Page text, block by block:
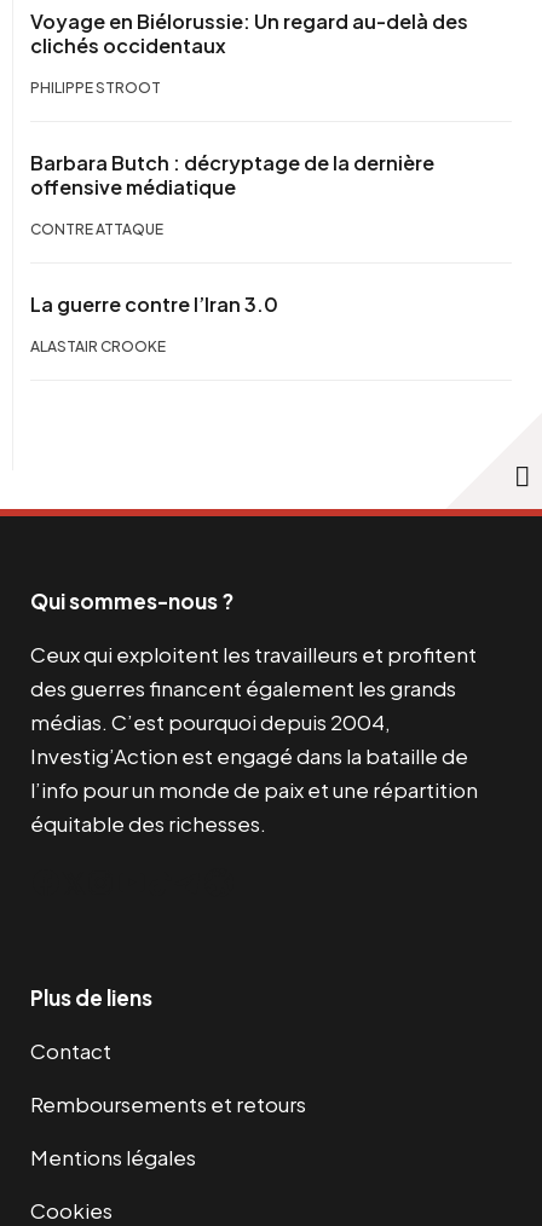
Voyage en Biélorussie: Un regard au-delà des
clichés occidentaux
PHILIPPE STROOT
Barbara Butch : décryptage de la dernière
offensive médiatique
CONTRE ATTAQUE
La guerre contre l’Iran 3.0
ALASTAIR CROOKE
Qui sommes-nous ?
Ceux qui exploitent les travailleurs et profitent
des guerres financent également les grands
médias. C’est pourquoi depuis 2004,
Investig’Action est engagé dans la bataille de
l’info pour un monde de paix et une répartition
équitable des richesses.
Plus de liens
Contact
Remboursements et retours
Mentions légales
Cookies